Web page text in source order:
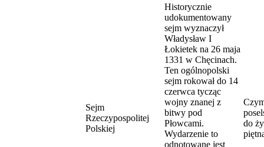
Sejm
Rzeczypospolitej
Polskiej
Historycznie
udokumentowany
sejm wyznaczył
Władysław I
Łokietek na 26 maja
1331 w Chęcinach.
Ten ogólnopolski
sejm rokował do 14
czerwca tycząc
wojny znanej z
bitwy pod
Płowcami.
Wydarzenie to
odnotowane jest
do